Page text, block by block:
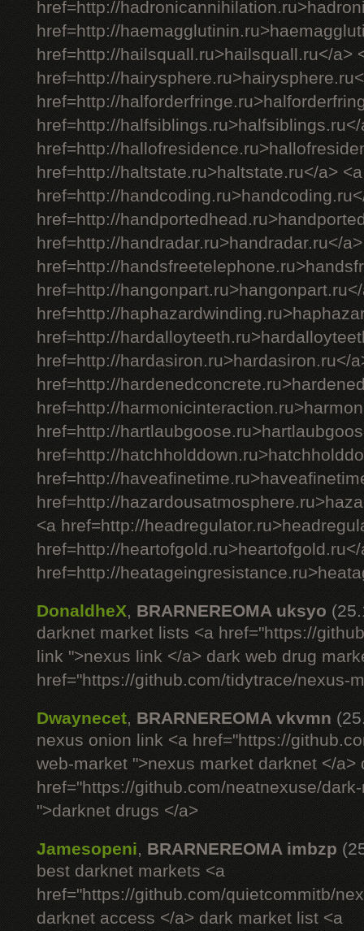
href=http://
href=http://
href=http://hailsquall.ru>hailsquall.ru</a>
href=http://
href=http://
href=http://
href=http://
href=http://haltstate.ru>haltstate.ru</a> <a
href=http://
href=http://
href=http://handradar.ru>handradar.ru</
href=http://
href=http://
href=http://
href=http://
href=http://hardasiron.ru>hardasiron.ru</
href=http://
href=http://
href=http://
href=http://
href=http://
href=http://
<a href=http://
href=http://
href=http://
DonaldheX, BRARNEREOMA uksyo
darknet market lists <a href="https://
link ">nexus link </a> dark web drug
href="https://github.com/tidytrace/nexus-
Dwaynecet, BRARNEREOMA vkvmn
nexus onion link <a href="https://
web-market ">nexus market darknet </
href="https://github.com/neatnexuse/
">darknet drugs </a>
Jamesopeni, BRARNEREOMA imbzp
best darknet markets <a
href="https://github.com/quietcommitb/
darknet access </a> dark market list <a